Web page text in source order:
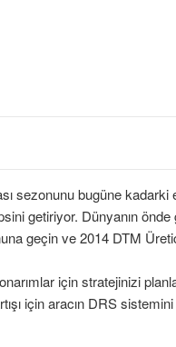
sezonunu bugüne
getiriyor. Dünyanın
geçin ve 2014 DTM
için stratejinizi
için aracın DRS sistemini